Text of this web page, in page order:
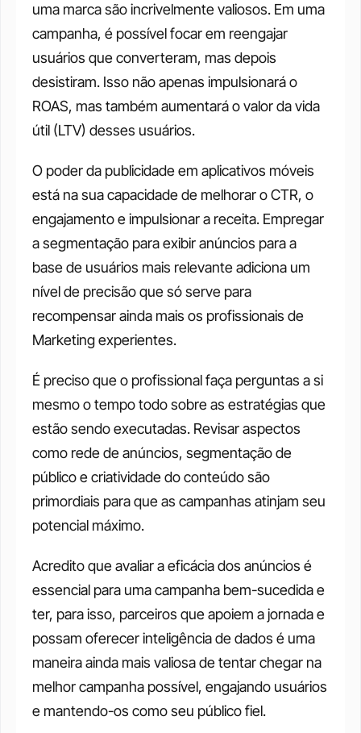
uma marca são incrivelmente valiosos. Em uma
campanha, é possível focar em reengajar
usuários que converteram, mas depois
desistiram. Isso não apenas impulsionará o
ROAS, mas também aumentará o valor da vida
útil (LTV) desses usuários.
O poder da publicidade em aplicativos móveis
está na sua capacidade de melhorar o CTR, o
engajamento e impulsionar a receita. Empregar
a segmentação para exibir anúncios para a
base de usuários mais relevante adiciona um
nível de precisão que só serve para
recompensar ainda mais os profissionais de
Marketing experientes.
É preciso que o profissional faça perguntas a si
mesmo o tempo todo sobre as estratégias que
estão sendo executadas. Revisar aspectos
como rede de anúncios, segmentação de
público e criatividade do conteúdo são
primordiais para que as campanhas atinjam seu
potencial máximo.
Acredito que avaliar a eficácia dos anúncios é
essencial para uma campanha bem-sucedida e
ter, para isso, parceiros que apoiem a jornada e
possam oferecer inteligência de dados é uma
maneira ainda mais valiosa de tentar chegar na
melhor campanha possível, engajando usuários
e mantendo-os como seu público fiel.